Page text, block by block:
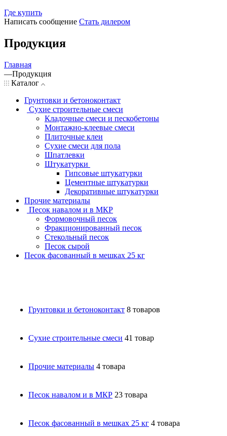
Где купить
Написать сообщение Стать дилером
Продукция
Главная
—Продукция
Каталог
Грунтовки и бетоноконтакт
Сухие строительные смеси
Кладочные смеси и пескобетоны
Монтажно-клеевые смеси
Плиточные клеи
Сухие смеси для пола
Шпатлевки
Штукатурки
Гипсовые штукатурки
Цементные штукатурки
Декоративные штукатурки
Прочие материалы
Песок навалом и в МКР
Формовочный песок
Фракционированный песок
Стекольный песок
Песок сырой
Песок фасованный в мешках 25 кг
Грунтовки и бетоноконтакт 8 товаров
Сухие строительные смеси 41 товар
Прочие материалы 4 товара
Песок навалом и в МКР 23 товара
Песок фасованный в мешках 25 кг 4 товара